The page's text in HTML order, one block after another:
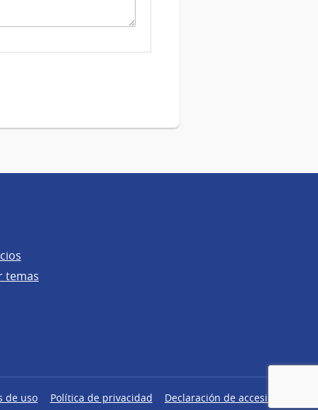
temas
de uso Política de privacidad Declaración de accesibilidad